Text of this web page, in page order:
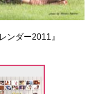
ンダー2011』